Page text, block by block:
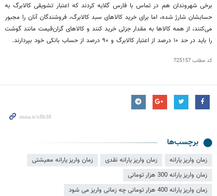
برخی شهروندان هم در تماس با فارس گلایه کردند که اعتبار تشویقی کالابرگ به
حسابشان شارژ شده، اما برای خرید کالاهای سبد کالابرگ، فروشندگان آنان را مجبور
می‌کنند، از همه کالاها به مقدار جزئی خرید کنند و کالاهای گران‌قیمت مانند گوشت
را باید در حد ۱۰ درصد از اعتبار کالابرگ و ۹۰ درصد از حساب بانکی خود بپردارند.
کد مطلب725157
برچسب‌ها
زمان واریز یارانه زمان واریز یارانه نقدی
زمان واریز یارانه معیشتی
زمان واریز یارانه 300 هزار تومانی
زمان واریز یارانه 400 هزار تومانی چه زمانی واریز می شود